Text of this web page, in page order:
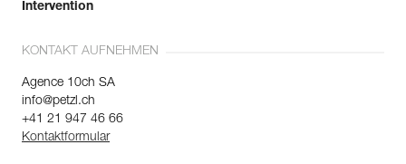
Intervention
KONTAKT AUFNEHMEN
Agence 10ch SA
info@petzl.ch
+41 21 947 46 66
Kontaktformular